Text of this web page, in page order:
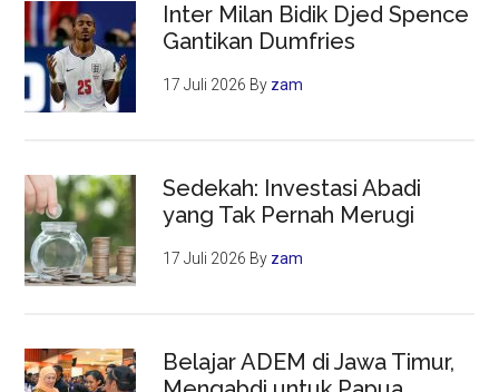
Inter Milan Bidik Djed Spence
Gantikan Dumfries
17 Juli 2026 By zam
Sedekah: Investasi Abadi
yang Tak Pernah Merugi
17 Juli 2026 By zam
Belajar ADEM di Jawa Timur,